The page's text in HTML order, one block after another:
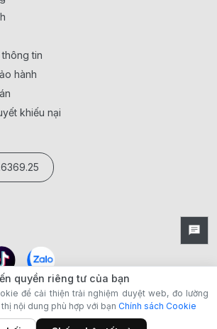
tin
hành
khiếu nại
quyền riêng tư của bạn
để cải thiện trải nghiệm duyệt web, đo lường
nội dung phù hợp với bạn Chính sách Cookie